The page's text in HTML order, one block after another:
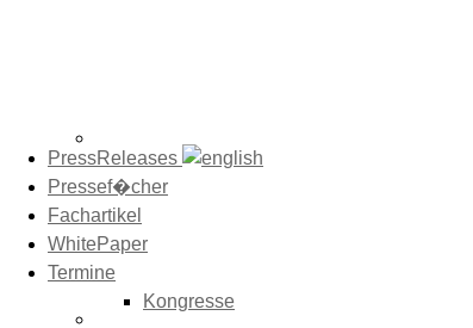
PressReleases
Pressef�cher
Fachartikel
WhitePaper
Termine
Kongresse